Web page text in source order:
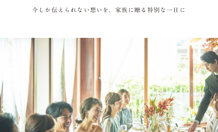
今しか伝えられない想いを、家族に贈る特別な一日に